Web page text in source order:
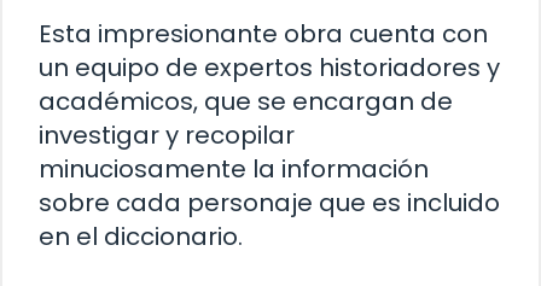
Esta impresionante obra cuenta con
un equipo de expertos historiadores y
académicos, que se encargan de
investigar y recopilar
minuciosamente la información
sobre cada personaje que es incluido
en el diccionario.